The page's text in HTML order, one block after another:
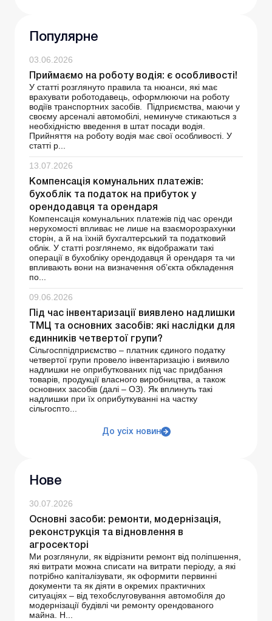
Популярне
03.06.2026
Приймаємо на роботу водія: є особливості!
У статті розглянуто правила та нюанси, які має
врахувати роботодавець, оформлюючи на роботу
водіїв транспортних засобів. Підприємства, маючи у
своєму арсеналі автомобілі, неминуче стикаються з
необхідністю введення в штат посади водія.
Прийняття на роботу водія має свої особливості. У
статті р...
13.07.2026
Компенсація комунальних платежів:
бухоблік та податок на прибуток у
орендодавця та орендаря
Компенсація комунальних платежів під час оренди
нерухомості впливає не лише на взаєморозрахунки
сторін, а й на їхній бухгалтерський та податковий
облік. У статті розглянемо, як відображати такі
операції в бухобліку орендодавця й орендаря та чи
впливають вони на визначення об’єкта обкладення
по...
09.06.2026
Під час інвентаризації виявлено надлишки
ТМЦ та основних засобів: які наслідки для
єдинників четвертої групи?
Сільгосппідприємство – платник єдиного податку
четвертої групи провело інвентаризацію і виявило
надлишки не оприбуткованих під час придбання
товарів, продукції власного виробництва, а також
основних засобів (далі – ОЗ). Як вплинуть такі
надлишки при їх оприбуткуванні на частку
сільгоспто...
До усіх новин
Нове
30.07.2026
Основні засоби: ремонти, модернізація,
реконструкція та відновлення в
агросекторі
Ми розглянули, як відрізнити ремонт від поліпшення,
які витрати можна списати на витрати періоду, а які
потрібно капіталізувати, як оформити первинні
документи та як діяти в окремих практичних
ситуаціях – від техобслуговування автомобіля до
модернізації будівлі чи ремонту орендованого
майна. Н...